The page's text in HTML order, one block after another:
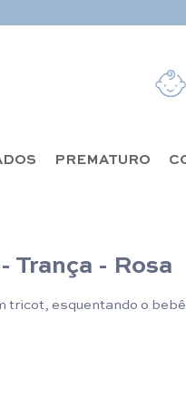
PREMATURO
Trança - Rosa
tricot, esquentando o